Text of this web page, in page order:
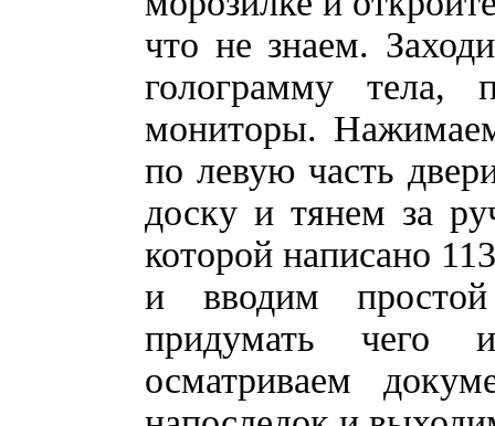
что не знаем.
голограмму тела,
мониторы.
по левую часть
доску и тянем за
которой написано
и вводим
придумать чего
осматриваем